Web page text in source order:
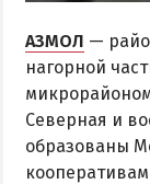
АЗМОЛ —
нагорной
Северная и
образованы